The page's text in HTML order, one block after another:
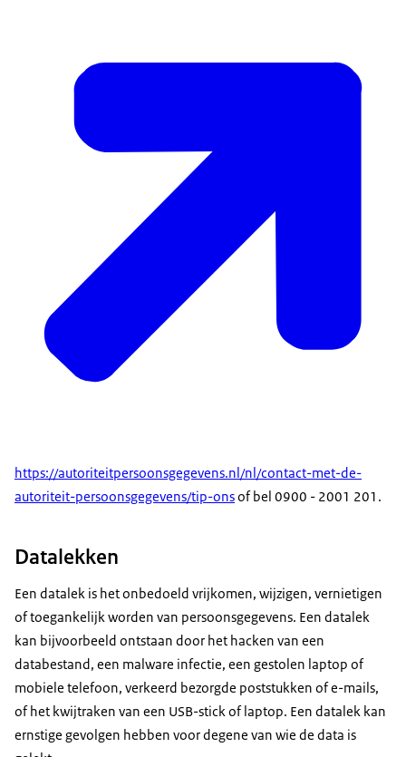
https://autoriteitpersoonsgegevens.nl/nl/contact-met-de-
autoriteit-persoonsgegevens/tip-onsof bel 0900 - 2001 201.
Datalekken
Een datalek is het onbedoeld vrijkomen, wijzigen, vernietigen
of toegankelijk worden van persoonsgegevens. Een datalek
kan bijvoorbeeld ontstaan door het hacken van een
databestand, een malware infectie, een gestolen laptop of
mobiele telefoon, verkeerd bezorgde poststukken of e-mails,
of het kwijtraken van een USB-stick of laptop. Een datalek kan
ernstige gevolgen hebben voor degene van wie de data is